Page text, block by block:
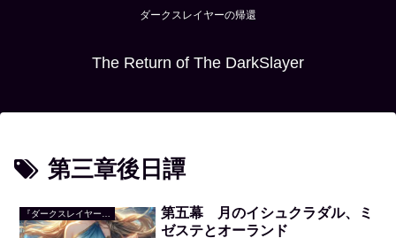
ダークスレイヤーの帰還
The Return of The DarkSlayer
第三章後日譚
第五幕 月のイシュクラダル、ミ
ゼステとオーランド